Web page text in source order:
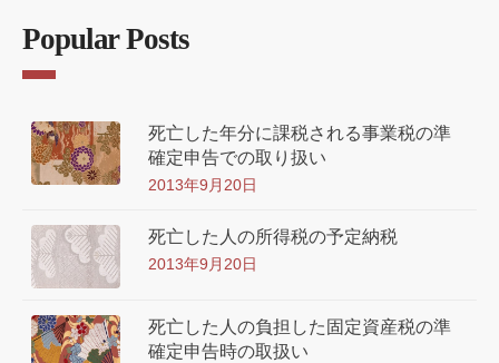
Popular Posts
死亡した年分に課税される事業税の準
確定申告での取り扱い
2013年9月20日
死亡した人の所得税の予定納税
2013年9月20日
死亡した人の負担した固定資産税の準
確定申告時の取扱い